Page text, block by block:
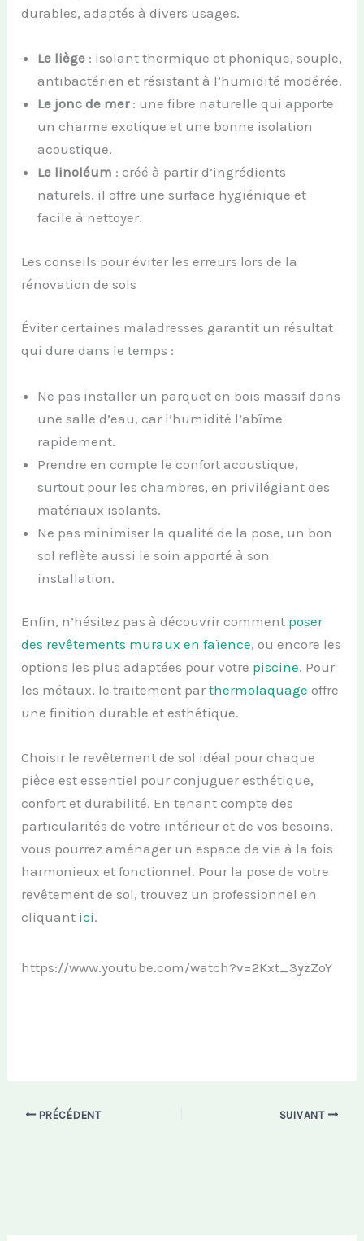
durables, adaptés à divers usages.
Le liège : isolant thermique et phonique, souple,
antibactérien et résistant à l’humidité modérée.
Le jonc de mer: une fibre naturelle qui apporte
un charme exotique et une bonne isolation
acoustique.
Le linoléum : créé à partir d’ingrédients
naturels, il offre une surface hygiénique et
facile à nettoyer.
Les conseils pour éviter les erreurs lors de la
rénovation de sols
Éviter certaines maladresses garantit un résultat
qui dure dans le temps :
Ne pas installer un parquet en bois massif dans
une salle d’eau, car l’humidité l’abîme
rapidement.
Prendre en compte le confort acoustique,
surtout pour les chambres, en privilégiant des
matériaux isolants.
Ne pas minimiser la qualité de la pose, un bon
sol reflète aussi le soin apporté à son
installation.
Enfin, n’hésitez pas à découvrir comment poser
des revêtements muraux en faïence, ou encore les
options les plus adaptées pour votre piscine. Pour
les métaux, le traitement parthermolaquage offre
une finition durable et esthétique.
Choisir le revêtement de sol idéal pour chaque
pièce est essentiel pour conjuguer esthétique,
confort et durabilité. En tenant compte des
particularités de votre intérieur et de vos besoins,
vous pourrez aménager un espace de vie à la fois
harmonieux et fonctionnel. Pour la pose de votre
revêtement de sol, trouvez un professionnel en
cliquant ici.
https://www.youtube.com/watch?v=2Kxt_3yzZoY
PRÉCÉDENT SUIVANT